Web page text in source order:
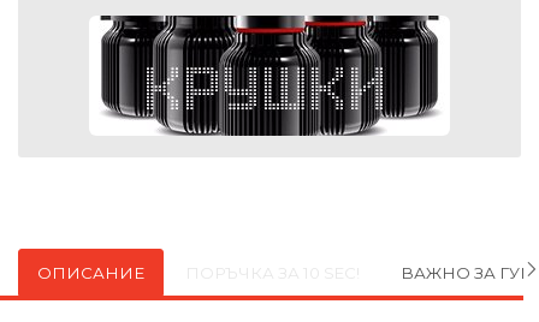
ОПИСАНИЕ ПОРЪЧКА ЗА 10 SEC! ВАЖНО ЗА